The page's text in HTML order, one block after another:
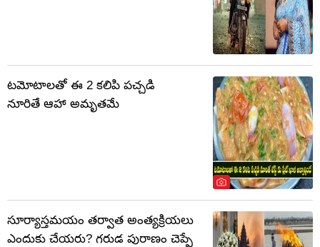
టమోటాలతో ఈ 2 కలిపి పచ్చడి
నూరితే ఆహా అమృతమే
సూర్యాస్తమయం తర్వాత అంత్యక్రియలు
ఎందుకు చేయరు? గరుడ పురాణం చెప్పే